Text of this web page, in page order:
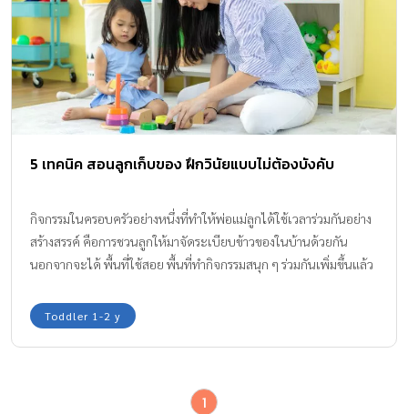
5 เทคนิค สอนลูกเก็บของ ฝึกวินัยแบบไม่ต้องบังคับ
กิจกรรมในครอบครัวอย่างหนึ่งที่ทำให้พ่อแม่ลูกได้ใช้เวลาร่วมกันอย่าง
สร้างสรรค์ คือการชวนลูกให้มาจัดระเบียบข้าวของในบ้านด้วยกัน
นอกจากจะได้ พื้นที่ใช้สอย พื้นที่ทำกิจกรรมสนุก ๆ ร่วมกันเพิ่มขึ้นแล้ว
เรื่องใกล้ตัว สอนลูกเก็บของ ที่ใช้ในชีวิตประจำวัน เสื้อผ้าของลูกน้อย
ของเล่นของใช้ ตุ๊กตา หนังสือนิทาน เป็นต้น
Toddler 1-2 y
1